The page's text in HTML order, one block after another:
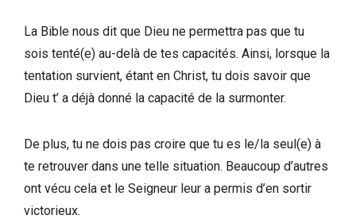
La Bible nous dit que Dieu ne permettra pas que tu
sois tenté(e) au-delà de tes capacités. Ainsi, lorsque la
tentation survient, étant en Christ, tu dois savoir que
Dieu t’ a déjà donné la capacité de la surmonter.
De plus, tu ne dois pas croire que tu es le/la seul(e) à
te retrouver dans une telle situation. Beaucoup d’autres
ont vécu cela et le Seigneur leur a permis d’en sortir
victorieux.